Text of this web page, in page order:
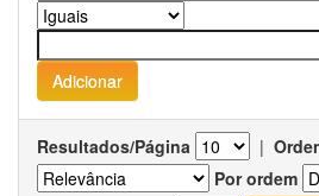
Resultados/Página |
Por ordem